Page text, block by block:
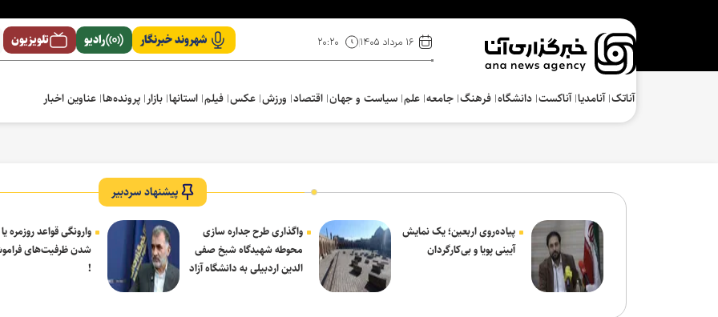
۱۶ مرداد ۱۴۰۵ ۲۰:۲۰ شهروند خبرنگار رادیو تلویزیون
آناتک آنامدیا آناکست دانشگاه فرهنگ‌ جامعه علم سیاست و جهان اقتصاد ورزش عکس فیلم استانها بازار پرونده‌ها عناوین اخبار
پیشنهاد سردبیر
پیاده‌روی اربعین؛ یک نمایش
آیینی پویا و بی‌کارگردان
واگذاری طرح جداره سازی
محوطه شهیدگاه شیخ صفی
الدین اردبیلی به دانشگاه آزاد
وارونگی قواعد روزمره
شدن ظرفیت‌های
!